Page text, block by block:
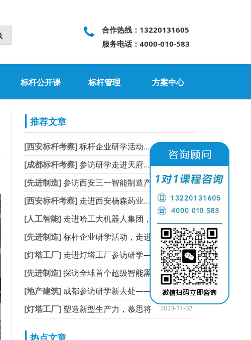
合作热线：13220131605
服务电话：4000-010-583
标杆公开课 标杆管理 方案中心
推荐文章
[西安标杆考察]标杆企业研学活动，走进
[成都标杆考察]参访研学走进天府国际技
[先进制造]参访西安三一智能制造产 2023-11-16
[西安标杆考察] 走进西安杨森药业参访研 2023-11-15
[人工智能] 走进哈工大机器人集团， 2023-11-14
[先进制造]标杆企业研学活动，走进 2023-11-13
[灯塔工厂] 走进灯塔工厂参访研学— 2023-11-13
[先进制造]探访全球首个超级智能黑 2023-11-10
[地产建筑] 成都参访研学新去处—— 2023-11-10
[灯塔工厂] 塑造新型生产力，慕思将 2023-11-02
热点文章